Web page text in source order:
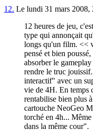
12. Le lundi 31 mars 2008,
12 heures de jeu,
type qui annonçait
longs qu'un film. <<
pensé et bien
absorber le
rendre le truc
interactif" avec un
vie de 4H. En temps
rentabilise bien plus
cartouche NeoGeo
torché en 4h...
dans la même cour".